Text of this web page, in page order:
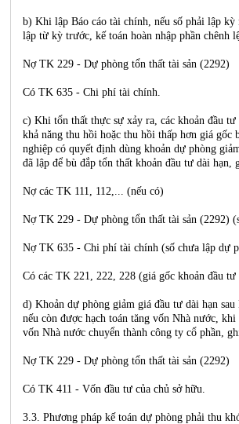
b) Khi lập Báo cáo tài chính, nếu số phải lập kỳ
lập từ kỳ trước, kế toán hoàn nhập phần chênh
Nợ TK 229 - Dự phòng tổn thất tài sản (2292)
Có TK 635 - Chi phí tài chính.
c) Khi tổn thất thực sự xảy ra, các khoản đầu
khả năng thu hồi hoặc thu hồi thấp hơn giá gốc
nghiệp có quyết định dùng khoản dự phòng
đã lập để bù đắp tổn thất khoản đầu tư dài hạn,
Nợ các TK 111, 112,... (nếu có)
Nợ TK 229 - Dự phòng tổn thất tài sản (2292)
Nợ TK 635 - Chi phí tài chính (số chưa lập dự
Có các TK 221, 222, 228 (giá gốc khoản đầu tư
d) Khoản dự phòng giảm giá đầu tư dài hạn sau
nếu còn được hạch toán tăng vốn Nhà nước,
vốn Nhà nước chuyển thành công ty cổ phần,
Nợ TK 229 - Dự phòng tổn thất tài sản (2292)
Có TK 411 - Vốn đầu tư của chủ sở hữu.
3.3. Phương pháp kế toán dự phòng phải thu